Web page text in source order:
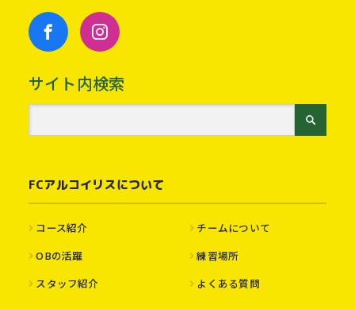
サイト内検索
FCアルコイリスについて
コース紹介
チームについて
OBの活躍
練習場所
スタッフ紹介
よくある質問